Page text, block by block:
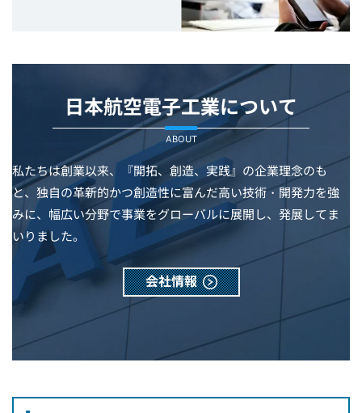
日本航空電子工業について
ABOUT
私たちは創業以来、『開拓、創造、実践』の企業理念のも
と、独自の革新的かつ創造性に富んだ高い技術・開発力を強
みに、幅広い分野で事業をグローバルに展開し、発展してま
いりました。
会社情報